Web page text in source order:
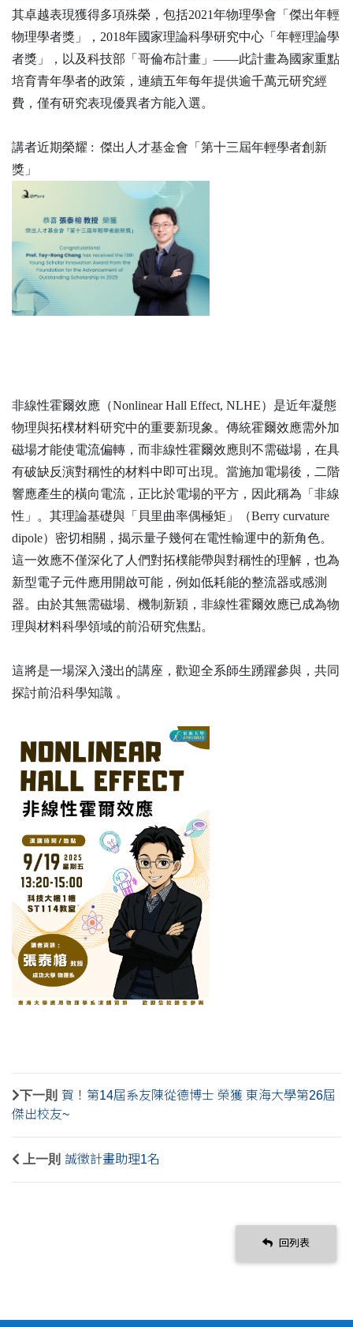
其卓越表現獲得多項殊榮，包括2021年物理學會「傑出年輕
物理學者獎」，2018年國家理論科學研究中心「年輕理論學
者獎」，以及科技部「哥倫布計畫」——此計畫為國家重點
培育青年學者的政策，連續五年每年提供逾千萬元研究經
費，僅有研究表現優異者方能入選。
講者近期榮耀 : 傑出人才基金會「第十三屆年輕學者創新
獎」
非線性霍爾效應（Nonlinear Hall Effect, NLHE）是近年凝態
物理與拓樸材料研究中的重要新現象。傳統霍爾效應需外加
磁場才能使電流偏轉，而非線性霍爾效應則不需磁場，在具
有破缺反演對稱性的材料中即可出現。當施加電場後，二階
響應產生的橫向電流，正比於電場的平方，因此稱為「非線
性」。其理論基礎與「貝里曲率偶極矩」（Berry curvature
dipole）密切相關，揭示量子幾何在電性輸運中的新角色。
這一效應不僅深化了人們對拓樸能帶與對稱性的理解，也為
新型電子元件應用開啟可能，例如低耗能的整流器或感測
器。由於其無需磁場、機制新穎，非線性霍爾效應已成為物
理與材料科學領域的前沿研究焦點。
這將是一場深入淺出的講座，歡迎全系師生踴躍參與，共同
探討前沿科學知識 。
下一則 賀！第14屆系友陳從德博士 榮獲 東海大學第26屆
傑出校友~
上一則 誠徵計畫助理1名
回列表